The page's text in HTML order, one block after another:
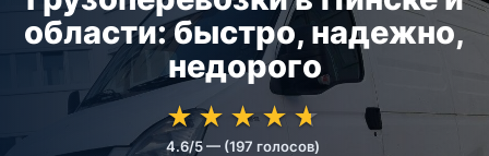
области: быстро, надежно,
недорого
★★★★★
★★★★★
★★ ★★ ★
4.6/5 — (197 голосов)